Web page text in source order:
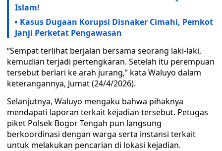
Islam!
Kasus Dugaan Korupsi Disnaker Cimahi, Pemkot
Janji Perketat Pengawasan
“Sempat terlihat berjalan bersama seorang laki-laki,
kemudian terjadi pertengkaran. Setelah itu perempuan
tersebut berlari ke arah jurang,” kata Waluyo dalam
keterangannya, Jumat (24/4/2026).
Selanjutnya, Waluyo mengaku bahwa pihaknya
mendapati laporan terkait kejadian tersebut. Petugas
piket Polsek Bogor Tengah pun langsung
berkoordinasi dengan warga serta instansi terkait
untuk melakukan pencarian di lokasi kejadian.